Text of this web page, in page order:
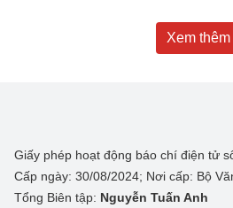
Xem thêm
Giấy phép hoạt động báo chí điện tử
Cấp ngày: 30/08/2024; Nơi cấp: Bộ
Tổng Biên tập: Nguyễn Tuấn Anh